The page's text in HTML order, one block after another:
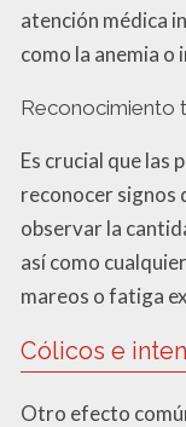
atención médica
como la anemia o
Reconocimiento
Es crucial que las
reconocer signos
observar la
así como
mareos o fatiga
Cólicos e
Otro efecto